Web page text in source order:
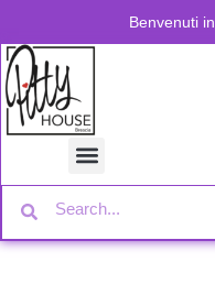
Benvenuti in